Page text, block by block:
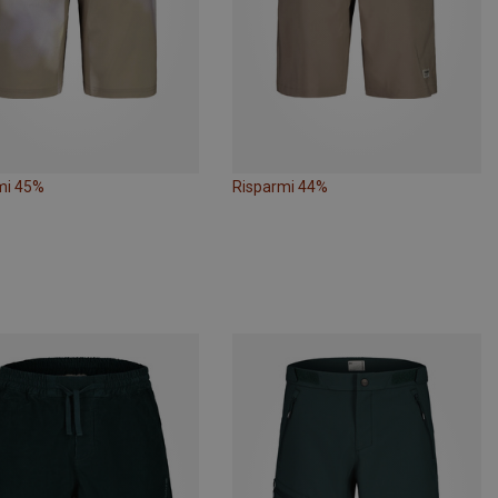
45% Risparmi 44%